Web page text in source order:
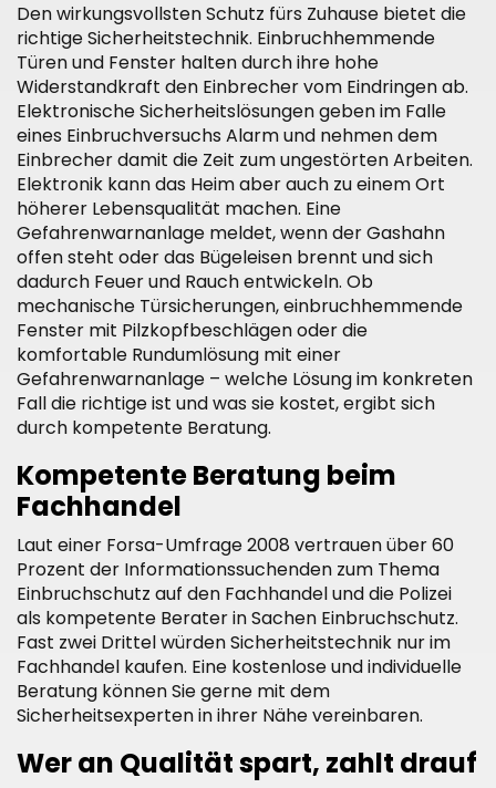
Den wirkungsvollsten Schutz fürs Zuhause bietet die
richtige Sicherheitstechnik. Einbruchhemmende
Türen und Fenster halten durch ihre hohe
Widerstandkraft den Einbrecher vom Eindringen ab.
Elektronische Sicherheitslösungen geben im Falle
eines Einbruchversuchs Alarm und nehmen dem
Einbrecher damit die Zeit zum ungestörten Arbeiten.
Elektronik kann das Heim aber auch zu einem Ort
höherer Lebensqualität machen. Eine
Gefahrenwarnanlage meldet, wenn der Gashahn
offen steht oder das Bügeleisen brennt und sich
dadurch Feuer und Rauch entwickeln. Ob
mechanische Türsicherungen, einbruchhemmende
Fenster mit Pilzkopfbeschlägen oder die
komfortable Rundumlösung mit einer
Gefahrenwarnanlage – welche Lösung im konkreten
Fall die richtige ist und was sie kostet, ergibt sich
durch kompetente Beratung.
Kompetente Beratung beim
Fachhandel
Laut einer Forsa-Umfrage 2008 vertrauen über 60
Prozent der Informationssuchenden zum Thema
Einbruchschutz auf den Fachhandel und die Polizei
als kompetente Berater in Sachen Einbruchschutz.
Fast zwei Drittel würden Sicherheitstechnik nur im
Fachhandel kaufen. Eine kostenlose und individuelle
Beratung können Sie gerne mit dem
Sicherheitsexperten in ihrer Nähe vereinbaren.
Wer an Qualität spart, zahlt drauf